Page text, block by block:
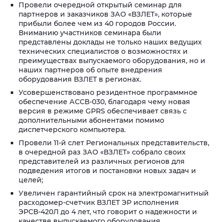
Провели очередной открытый семинар для
партнеров и заказчиков ЗАО «ВЗЛЕТ», которые
прибыли более чем из 40 городов России.
Вниманию участников семинара были
представлены доклады не только наших ведущих
технических специалистов о возможностях и
преимуществах выпускаемого оборудования, но и
наших партнеров об опыте внедрения
оборудования ВЗЛЕТ в регионах.
Усовершенствовано резидентное программное
обеспечение АССВ-030, благодаря чему новая
версия в режиме GPRS обеспечивает связь с
дополнительными абонентами помимо
диспетчерского компьютера.
Провели 11-й слет Региональных представительств,
в очередной раз ЗАО «ВЗЛЕТ» собрало своих
представителей из различных регионов для
подведения итогов и постановки новых задач и
целей;
Увеличен гарантийный срок на электромагнитный
расходомер-счетчик ВЗЛЕТ ЭР исполнения
ЭРСВ-420Л до 4 лет, что говорит о надежности и